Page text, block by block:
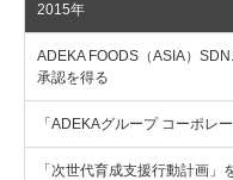
2015年
ADEKA FOODS（ASIA）
承認を得る
「ADEKAグループ コーポレ
「次世代育成支援行動計画」